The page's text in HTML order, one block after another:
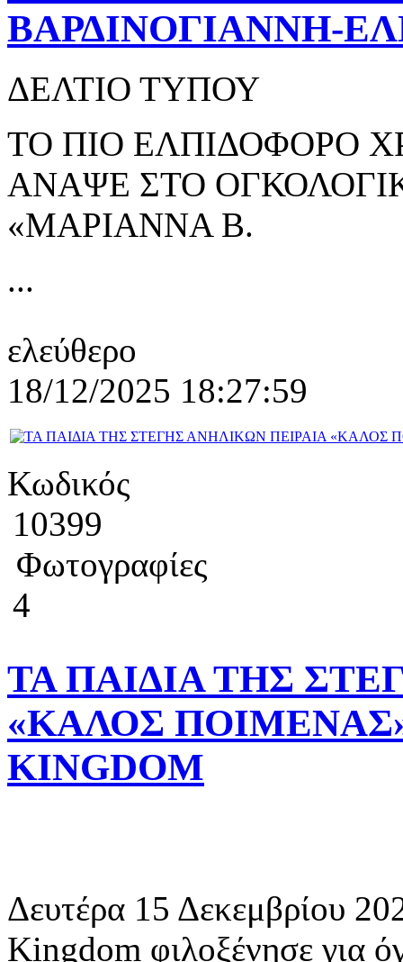
ΒΑΡΔΙΝΟΓΙΑΝΝΗ-
ΔΕΛΤΙΟ ΤΥΠΟΥ
ΤΟ ΠΙΟ ΕΛΠΙΔΟΦΟΡΟ
ΑΝΑΨΕ ΣΤΟ
«ΜΑΡΙΑΝΝΑ Β.
...
ελεύθερο
18/12/2025 18:27:59
Κωδικός
10399
Φωτογραφίες
4
ΤΑ ΠΑΙΔΙΑ ΤΗΣ
«ΚΑΛΟΣ ΠΟΙΜΕΝΑΣ»
KINGDOM
Δευτέρα 15 Δεκεμβρίου
Kingdom φιλοξένησε για